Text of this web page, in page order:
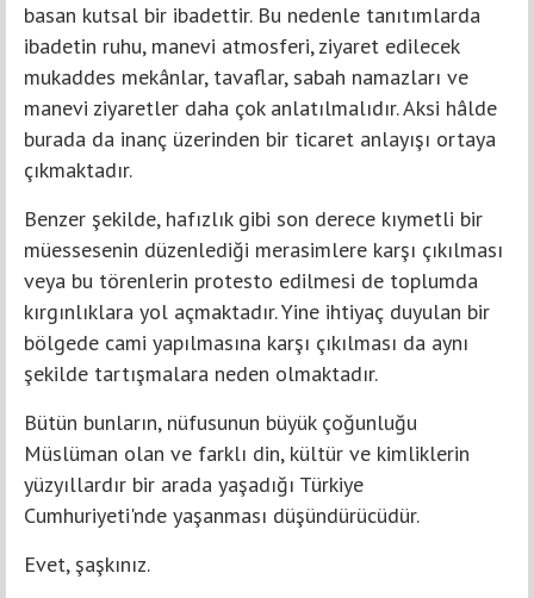
basan kutsal bir ibadettir. Bu nedenle tanıtımlarda
ibadetin ruhu, manevi atmosferi, ziyaret edilecek
mukaddes mekânlar, tavaflar, sabah namazları ve
manevi ziyaretler daha çok anlatılmalıdır. Aksi hâlde
burada da inanç üzerinden bir ticaret anlayışı ortaya
çıkmaktadır.
Benzer şekilde, hafızlık gibi son derece kıymetli bir
müessesenin düzenlediği merasimlere karşı çıkılması
veya bu törenlerin protesto edilmesi de toplumda
kırgınlıklara yol açmaktadır. Yine ihtiyaç duyulan bir
bölgede cami yapılmasına karşı çıkılması da aynı
şekilde tartışmalara neden olmaktadır.
Bütün bunların, nüfusunun büyük çoğunluğu
Müslüman olan ve farklı din, kültür ve kimliklerin
yüzyıllardır bir arada yaşadığı Türkiye
Cumhuriyeti'nde yaşanması düşündürücüdür.
Evet, şaşkınız.